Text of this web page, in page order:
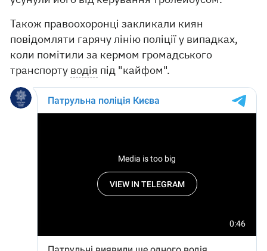
Також правоохоронці закликали киян
повідомляти гарячу лінію поліції у випадках,
коли помітили за кермом громадського
транспорту водія під "кайфом".